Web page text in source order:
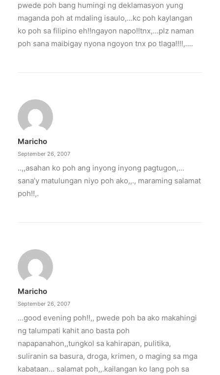
pwede poh bang humingi ng deklamasyon yung
maganda poh at mdaling isaulo,…kc poh kaylangan
ko poh sa filipino eh!!ngayon napo!!tnx,…plz naman
poh sana maibigay nyona ngoyon tnx po tlaga!!!!,….
Maricho
September 26, 2007
..,,asahan ko poh ang inyong inyong pagtugon,…
sana’y matulungan niyo poh ako,,., maraming salamat
poh!!,.
Maricho
September 26, 2007
…good evening poh!!,, pwede poh ba ako makahingi
ng talumpati kahit ano basta poh
napapanahon,,tungkol sa kahirapan, pulitika,
suliranin sa basura, droga, krimen, o maging sa mga
kabataan… salamat poh,,.kailangan ko lang poh sa